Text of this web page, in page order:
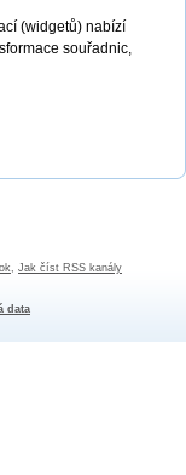
(widgetů) nabízí
souřadnic,
, Jak číst RSS kanály
data